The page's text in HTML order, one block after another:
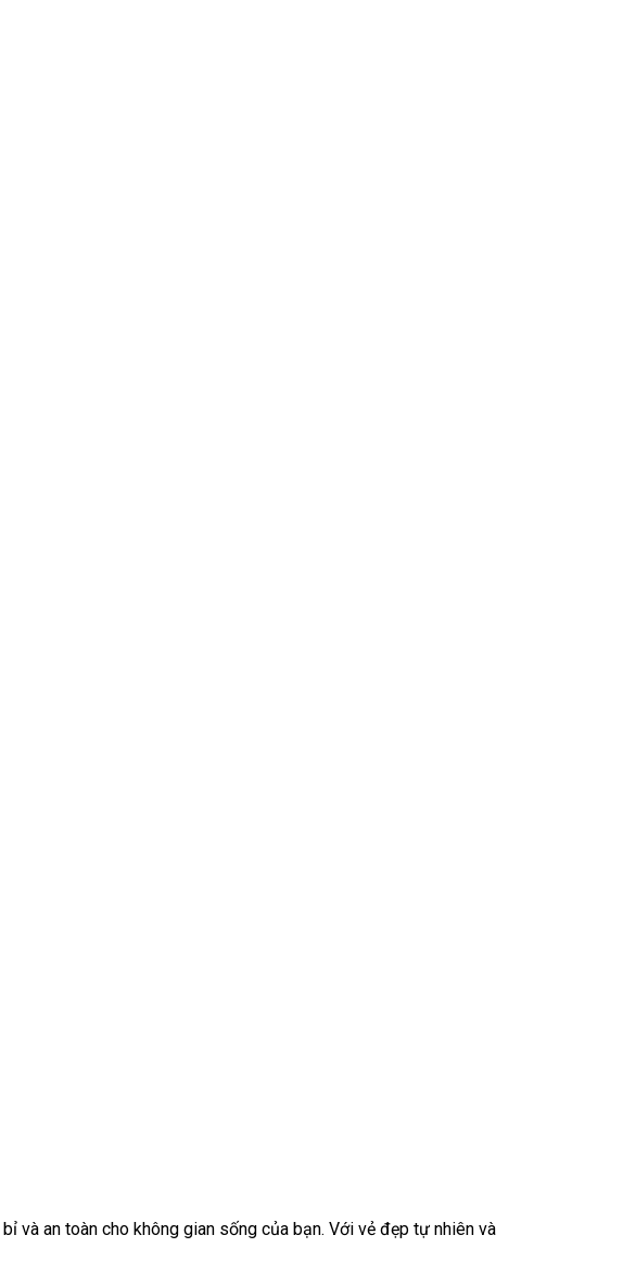
và an toàn cho không gian sống của bạn. Với vẻ đẹp tự nhiên và